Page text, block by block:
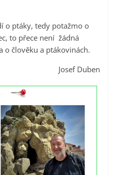
o ptáky, tedy potažmo o
to přece není žádná
o člověku a ptákovinách.
Josef Duben